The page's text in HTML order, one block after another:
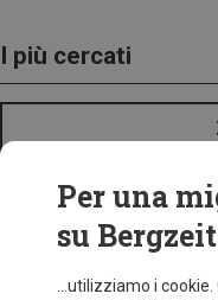
I più cercati
Per una
su Bergzeit
...utilizziamo i